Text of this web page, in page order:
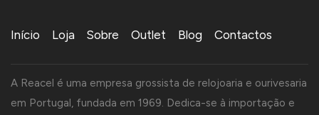
Início Loja Sobre Outlet Blog Contactos
A Reacel é uma empresa grossista de relojoaria e ourivesaria
em Portugal, fundada em 1969. Dedica-se à importação e